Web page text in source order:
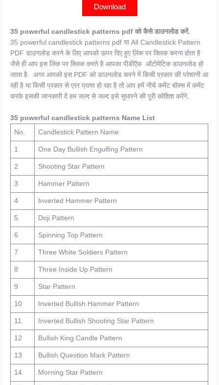
Download
35 powerful candlestick patterns pdf को कैसे डाउनलोड करें.
35 powerful candlestick patterns pdf या All Candlestick Pattern
PDF डाउनलोड करने के लिए आपको ऊपर दिए हुए लिंक पर क्लिक करना होता है
जैसे ही आप इस लिंक पर क्लिक करते है आपका पीडीऍफ़ ऑटोमेटिक डाउनलोड हो
जाता है. अगर आपको इस PDF को डाउनलोड करने में किसी प्रकार की परेशानी आ
रही है या किसी प्रकार से एरर प्राप्त हो रहा है तो आप हमें नीचे कमेंट बॉक्स में कमेंट
करके इसकी जानकारी दें हम जल्द से जल्द इसे सुधारने की पूरी कोशिश करेंगे.
35 powerful candlestick patterns Name List
No.
Candlestick Pattern Name
1 One Day Bullish Engulfing Pattern
2 Shooting Star Pattern
3 Hammer Pattern
4 Inverted Hammer Pattern
5 Doji Pattern
6 Spinning Top Pattern
7 Three White Soldiers Pattern
8 Three Inside Up Pattern
9 Star Pattern
10 Inverted Bullish Hammer Pattern
11 Inverted Bullish Shooting Star Pattern
12 Bullish King Candle Pattern
13 Bullish Question Mark Pattern
14 Morning Star Pattern